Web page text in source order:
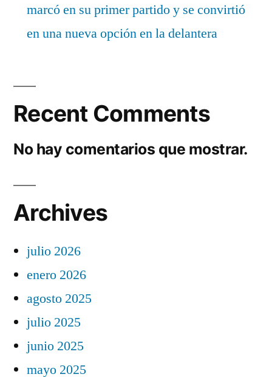
marcó en su primer partido y se convirtió
en una nueva opción en la delantera
Recent Comments
No hay comentarios que mostrar.
Archives
julio 2026
enero 2026
agosto 2025
julio 2025
junio 2025
mayo 2025